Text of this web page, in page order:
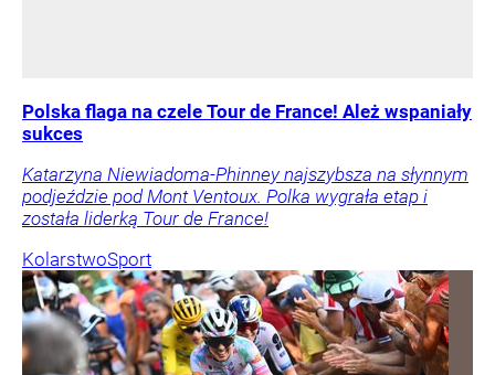
Polska flaga na czele Tour de France! Ależ wspaniały
sukces
Katarzyna Niewiadoma-Phinney najszybsza na słynnym
podjeździe pod Mont Ventoux. Polka wygrała etap i
została liderką Tour de France!
KolarstwoSport